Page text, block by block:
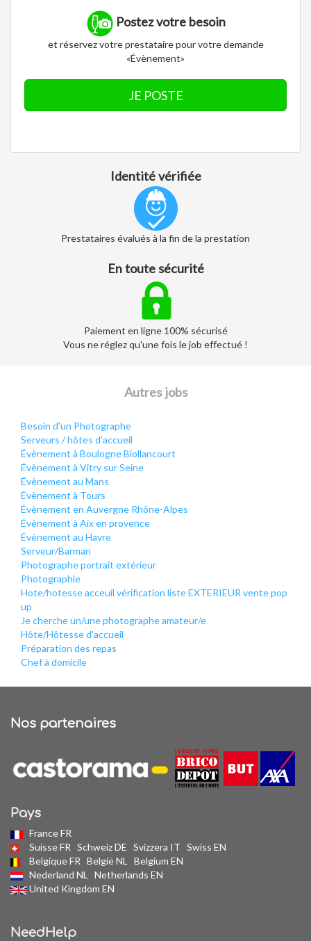
Postez votre besoin
et réservez votre prestataire pour votre demande
«Évènement»
JE POSTE
Identité vérifiée
Prestataires évalués à la fin de la prestation
En toute sécurité
Paiement en ligne 100% sécurisé
Vous ne réglez qu'une fois le job effectué !
Autres jobs
Besoin d'un Photographe
Serveurs / hôtes d'accueil
Évènement à Boulogne Biollancourt
Évènement à Vitry sur Seine
Évènement au Mans
Évènement à Tours
Évènement en Auvergne Rhône-Alpes
Évènement à Aix en provence
Évènement au Havre
Serveur/Barman
Photographe portrait extérieur
Photographie
Hote/hotesse acceuil vérification liste EXTERIEUR vente pop
up
Je cherche un/une photographe amateur/e
Hôte/Hôtesse d'accueil
Préparation des repas
Chef à domicile
Nos partenaires
Pays
France FR
Suisse FR Schweiz DE Svizzera IT Swiss EN
Belgique FR België NL
Belgium EN
Nederland NL
Netherlands EN
United Kingdom EN
NeedHelp